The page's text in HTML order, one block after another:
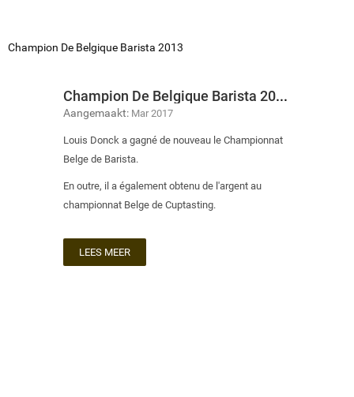
Champion De Belgique Barista 2013
Champion De Belgique Barista 2013
Aangemaakt: Mar 2017
Louis Donck a gagné de nouveau le Championnat
Belge de Barista.
En outre, il a également obtenu de l'argent au
championnat Belge de Cuptasting.
LEES MEER